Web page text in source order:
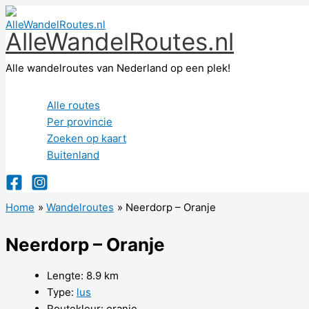
Ga
naar
de
inhoud
AlleWandelRoutes.nl
Alle wandelroutes van Nederland op een plek!
Alle routes
Per provincie
Zoeken op kaart
Buitenland
Home Wandelroutes Neerdorp – Oranje
Neerdorp – Oranje
Lengte: 8.9 km
Type: lus